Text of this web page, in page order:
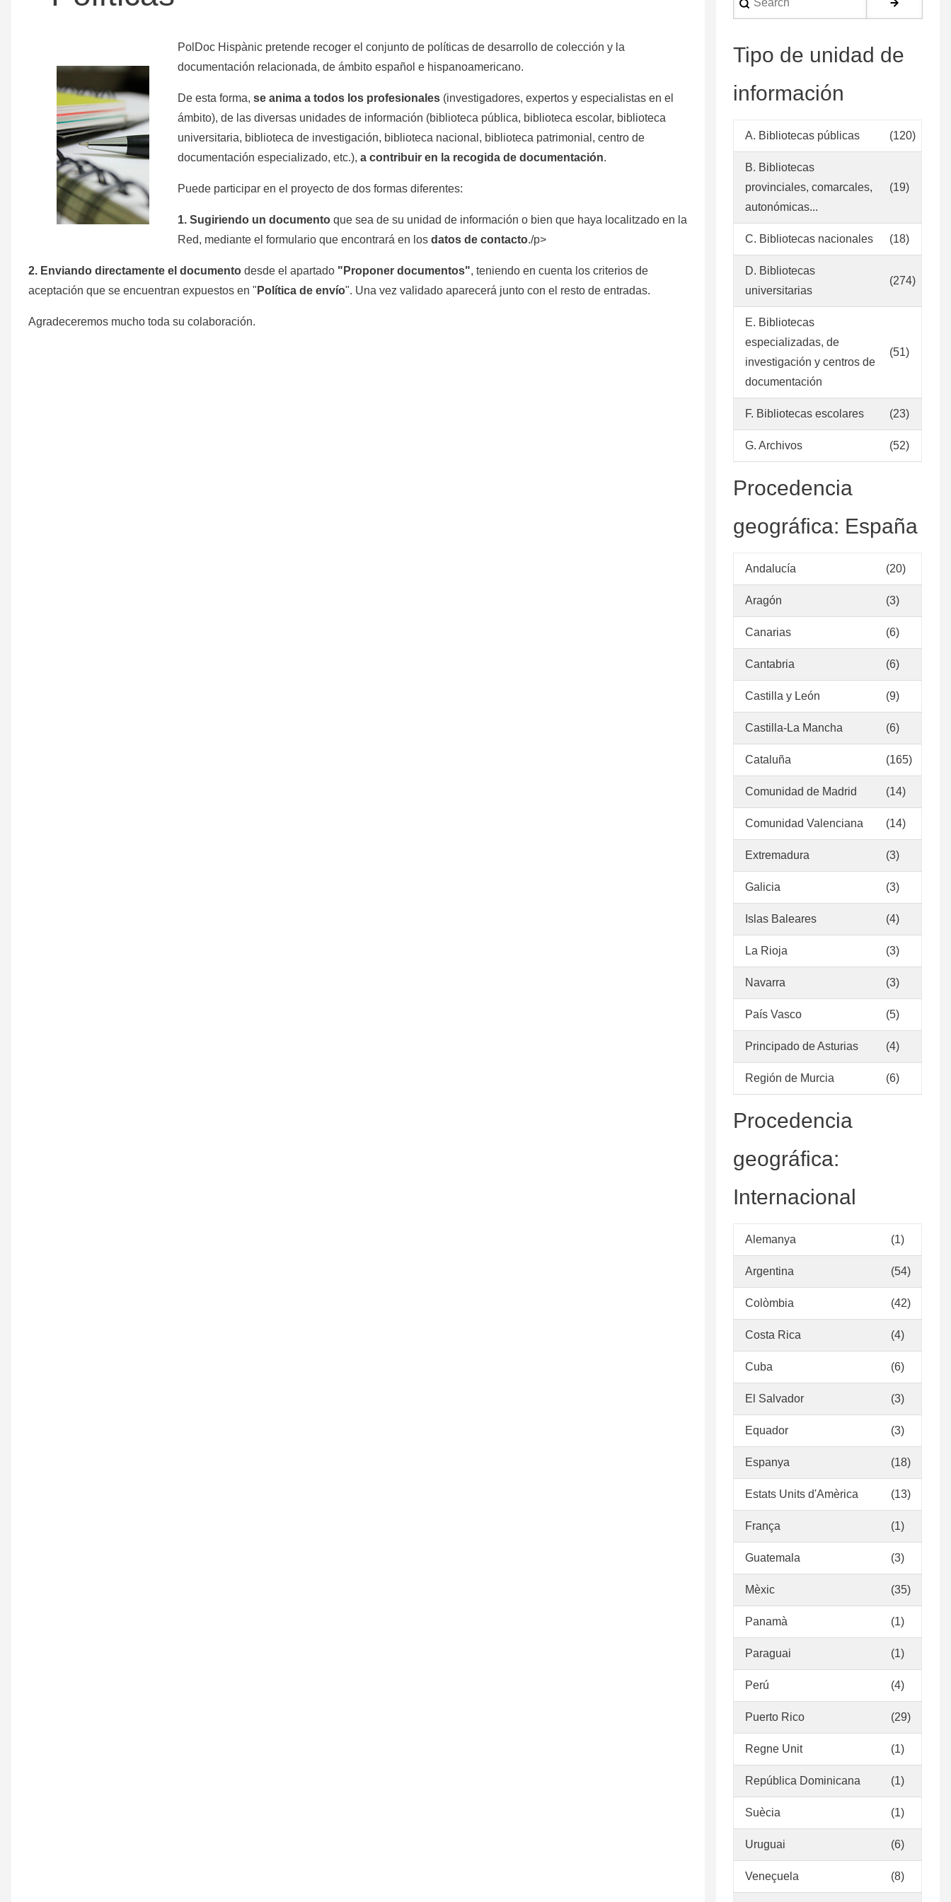
navegación
PolDoc Hispànic pretende recoger el conjunto de políticas de desarrollo de colección y la
documentación relacionada, de ámbito español e hispanoamericano.
De esta forma, se anima a todos los profesionales (investigadores, expertos y especialistas en el
ámbito), de las diversas unidades de información (biblioteca pública, biblioteca escolar, biblioteca
universitaria, biblioteca de investigación, biblioteca nacional, biblioteca patrimonial, centro de
documentación especializado, etc.), a contribuir en la recogida de documentación.
Puede participar en el proyecto de dos formas diferentes:
1. Sugiriendo un documento que sea de su unidad de información o bien que haya localitzado en la
Red, mediante el formulario que encontrará en los datos de contacto./p>
2. Enviando directamente el documento desde el apartado " Proponer documentos", teniendo en cuenta los criterios de
aceptación que se encuentran expuestos en " Política de envío". Una vez validado aparecerá junto con el resto de entradas.
Agradeceremos mucho toda su colaboración.
Tipo de unidad de
información
A. Bibliotecas públicas (120)
B. Bibliotecas
provinciales, comarcales,
autonómicas...
(19)
C. Bibliotecas nacionales (18)
D. Bibliotecas
universitarias
(274)
E. Bibliotecas
especializadas, de
investigación y centros de
documentación
(51)
F. Bibliotecas escolares (23)
G. Archivos (52)
Procedencia
geográfica: España
Andalucía (20)
Aragón (3)
Canarias (6)
Cantabria (6)
Castilla y León (9)
Castilla-La Mancha (6)
Cataluña (165)
Comunidad de Madrid (14)
Comunidad Valenciana (14)
Extremadura (3)
Galicia (3)
Islas Baleares (4)
La Rioja (3)
Navarra (3)
País Vasco (5)
Principado de Asturias (4)
Región de Murcia (6)
Procedencia
geográfica:
Internacional
Alemanya (1)
Argentina (54)
Colòmbia (42)
Costa Rica (4)
Cuba (6)
El Salvador (3)
Equador (3)
Espanya (18)
Estats Units d'Amèrica (13)
França (1)
Guatemala (3)
Mèxic (35)
Panamà (1)
Paraguai (1)
Perú (4)
Puerto Rico (29)
Regne Unit (1)
República Dominicana (1)
Suècia (1)
Uruguai (6)
Veneçuela (8)